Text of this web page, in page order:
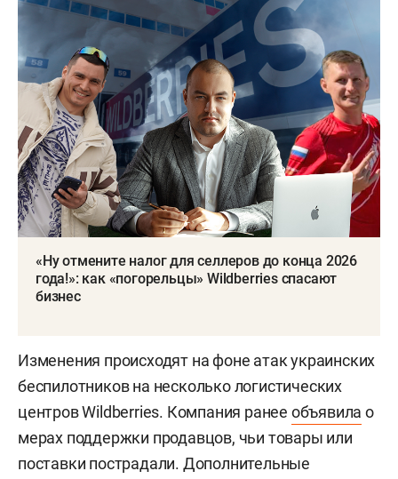
«Ну отмените налог для селлеров до конца 2026
года!»: как «погорельцы» Wildberries спасают
бизнес
Изменения происходят на фоне атак украинских
беспилотников на несколько логистических
центров Wildberries. Компания ранее объявила о
мерах поддержки продавцов, чьи товары или
поставки пострадали. Дополнительные